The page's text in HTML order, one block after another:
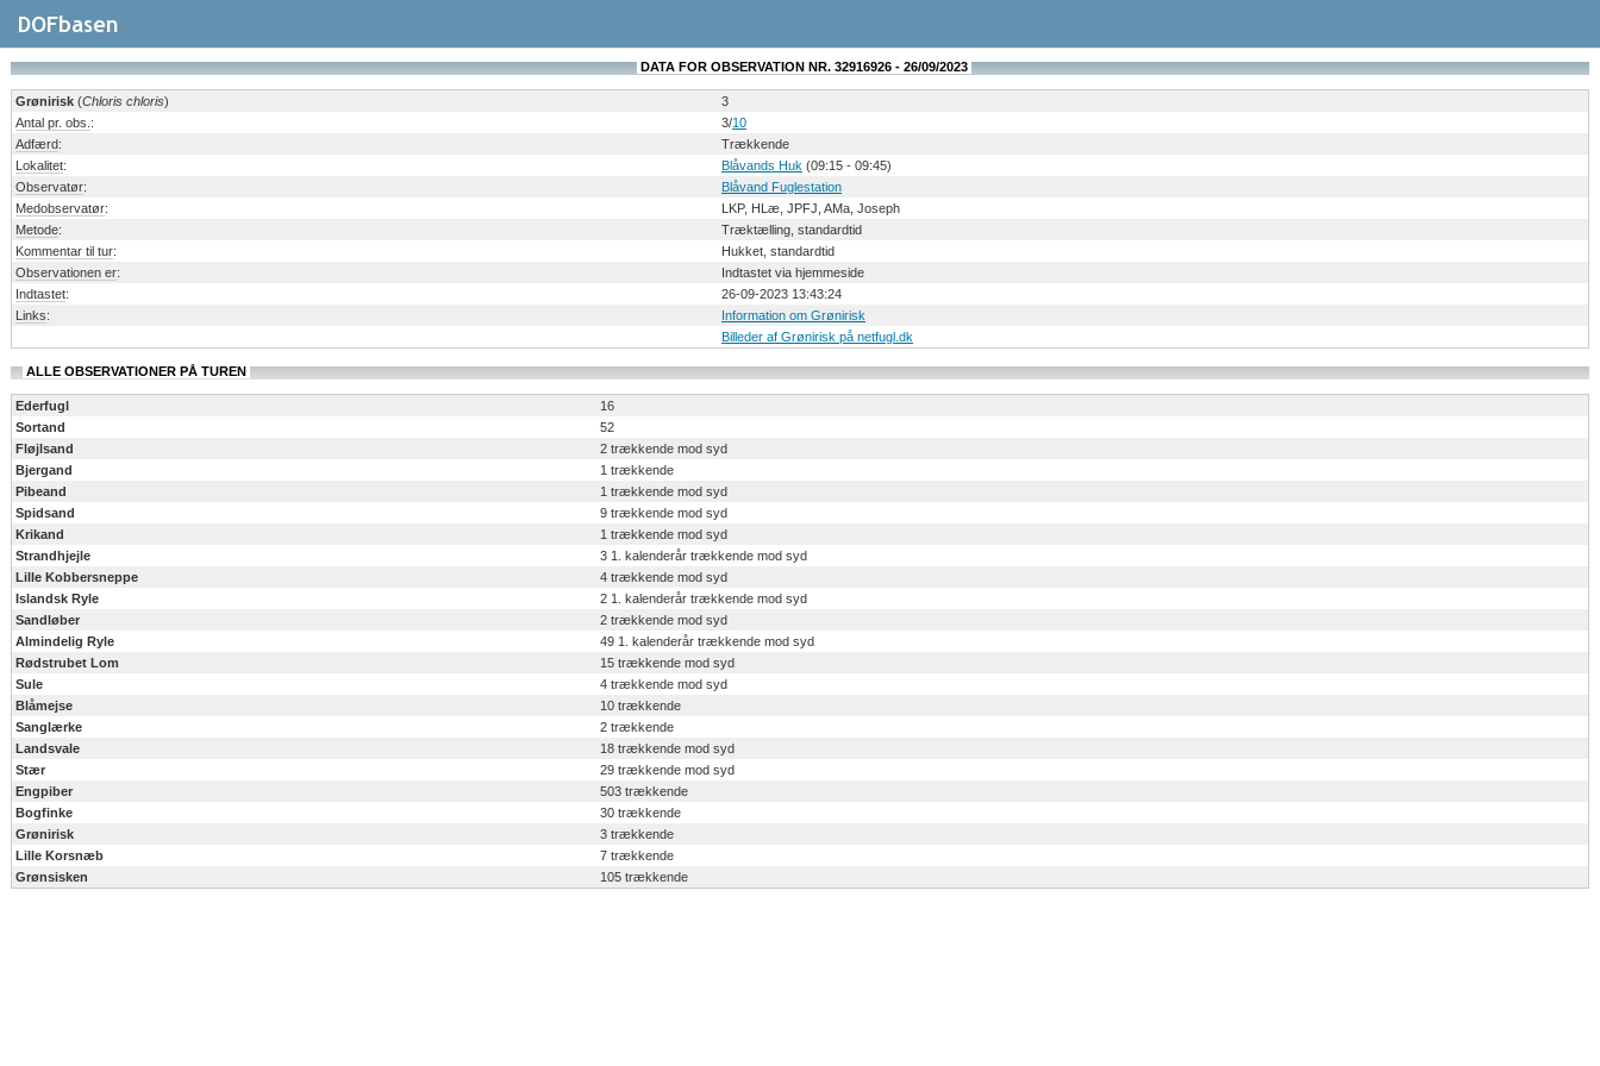
DATA FOR OBSERVATION NR. 32916926 - 26/09/2023
Grønirisk (Chloris chloris)
3
Antal pr. obs. : 3/10
Adfærd:
Trækkende
Lokalitet: Blåvands Huk (09:15 - 09:45)
Observatør:
Blåvand Fuglestation
Medobservatør:
LKP, HLæ, JPFJ, AMa, Joseph
Metode:
Træktælling, standardtid
Kommentar til tur:
Hukket, standardtid
Observationen er:
Indtastet via hjemmeside
Indtastet:
26-09-2023 13:43:24
Links:
Information om Grønirisk
Billeder af Grønirisk på netfugl.dk
ALLE OBSERVATIONER PÅ TUREN
Ederfugl
16
Sortand
52
Fløjlsand
2 trækkende mod syd
Bjergand
1 trækkende
Pibeand
1 trækkende mod syd
Spidsand
9 trækkende mod syd
Krikand
1 trækkende mod syd
Strandhjejle
3 1. kalenderår trækkende mod syd
Lille Kobbersneppe
4 trækkende mod syd
Islandsk Ryle
2 1. kalenderår trækkende mod syd
Sandløber
2 trækkende mod syd
Almindelig Ryle
49 1. kalenderår trækkende mod syd
Rødstrubet Lom
15 trækkende mod syd
Sule
4 trækkende mod syd
Blåmejse
10 trækkende
Sanglærke
2 trækkende
Landsvale
18 trækkende mod syd
Stær
29 trækkende mod syd
Engpiber
503 trækkende
Bogfinke
30 trækkende
Grønirisk
3 trækkende
Lille Korsnæb
7 trækkende
Grønsisken
105 trækkende